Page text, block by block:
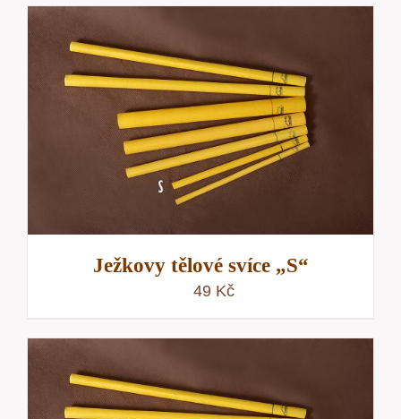
Ježkovy tělové svíce „S“
49 Kč